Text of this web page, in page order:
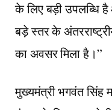
के लिए बड़ी उपलब्धि
बड़े स्तर के
का अवसर मिला है।”
मुख्यमंत्री भगवंत सिंह